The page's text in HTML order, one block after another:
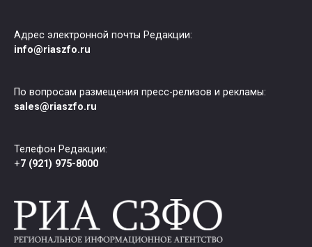
Адрес электронной почты Редакции:
info@riaszfo.ru
По вопросам размещения пресс-релизов и рекламы:
sales@riaszfo.ru
Телефон Редакции:
+7 (921) 975-8000